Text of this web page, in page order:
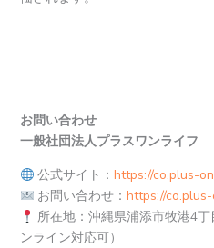
お問い合わせ
一般社団法人プラスワンライフ
公式サイト：https://co.plus-
お問い合わせ：https://
所在地：沖縄県浦添市牧港4
ンライン対応可）